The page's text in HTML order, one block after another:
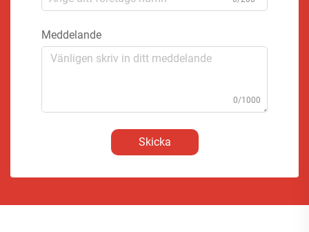
Meddelande
0/1000
Skicka